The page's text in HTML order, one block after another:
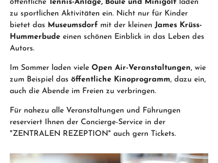
öffentliche Tennis-Anlage, Boule und Minigolf laden
zu sportlichen Aktivitäten ein. Nicht nur für Kinder
bietet das Museumsdorf mit der kleinen James Krüss-
Hummerbude einen schönen Einblick in das Leben des
Autors.
Im Sommer laden viele Open Air-Veranstaltungen, wie
zum Beispiel das öffentliche Kinoprogramm, dazu ein,
auch die Abende im Freien zu verbringen.
Für nahezu alle Veranstaltungen und Führungen
reserviert Ihnen der Concierge-Service in der
"ZENTRALEN REZEPTION" auch gern Tickets.